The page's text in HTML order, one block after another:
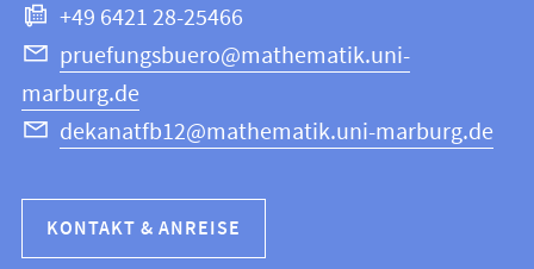
+49 6421 28-25466
pruefungsbuero@mathematik.uni-
marburg.de
dekanatfb12@mathematik.uni-marburg.de
KONTAKT & ANREISE